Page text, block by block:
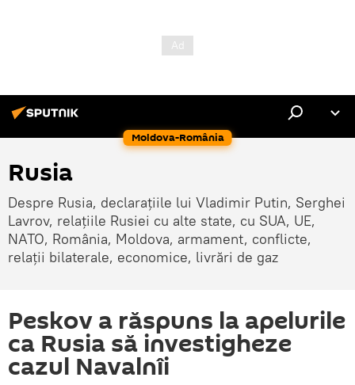
Moldova-România
Rusia
Despre Rusia, declarațiile lui Vladimir Putin, Serghei
Lavrov, relațiile Rusiei cu alte state, cu SUA, UE,
NATO, România, Moldova, armament, conflicte,
relații bilaterale, economice, livrări de gaz
Peskov a răspuns la apelurile
ca Rusia să investigheze
cazul Navalnîi